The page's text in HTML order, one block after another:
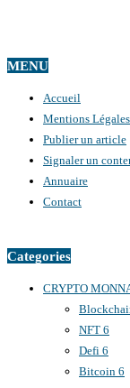
MENU
Accueil
Mentions Légales
Publier un article
Signaler un
Annuaire
Contact
Categories
CRYPTO
NFT 6
Defi 6
Bitcoin 6